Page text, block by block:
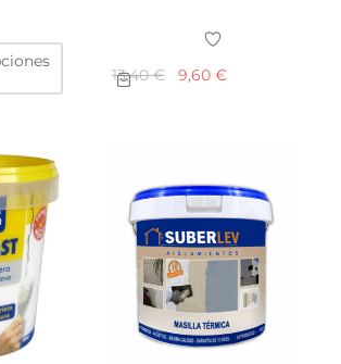
Este
producto
tiene
13,40€
El
13,40 €.
9,60 €
9,60 €.